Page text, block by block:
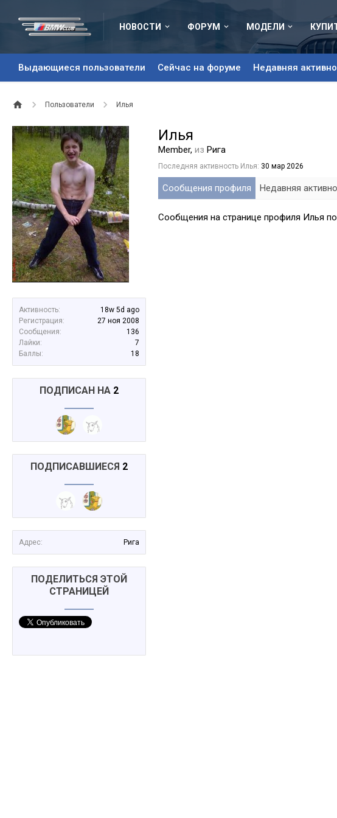
НОВОСТИ ФОРУМ МОДЕЛИ
Выдающиеся пользователи Сейчас на форуме Недавняя
Пользователи Илья
Активность:
18w 5d ago
Регистрация:
27 ноя 2008
Сообщения:
136
Лайки:
7
Баллы:
18
ПОДПИСАН НА 2
ПОДПИСАВШИЕСЯ 2
Адрес: Рига
ПОДЕЛИТЬСЯ ЭТОЙ
СТРАНИЦЕЙ
Илья
Member, из Рига
Последняя активность Илья: 30 мар 2026
Сообщения профиля Недавняя
Сообщения на странице профиля Илья